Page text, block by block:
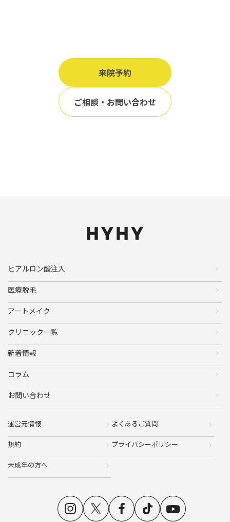
来院予約
ご相談・お問い合わせ
ヒアルロン酸注入
医療脱毛
アートメイク
クリニック一覧
新着情報
コラム
お問い合わせ
運営元情報 よくあるご質問
規約 プライバシーポリシー
未成年の方へ